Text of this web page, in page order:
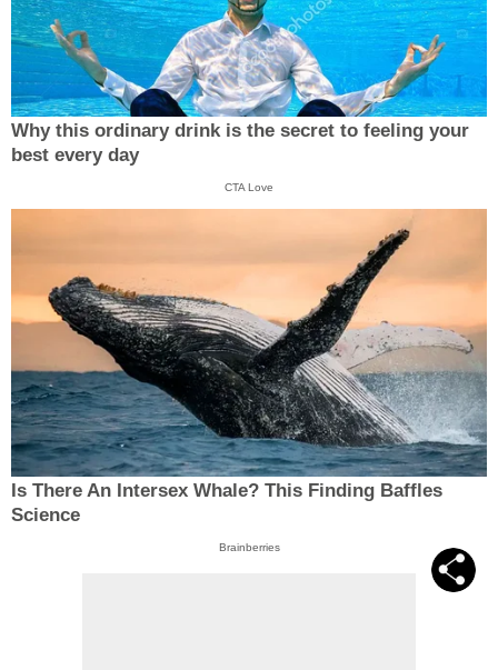
Why this ordinary drink is the secret to feeling your
best every day
CTA Love
Is There An Intersex Whale? This Finding Baffles
Science
Brainberries